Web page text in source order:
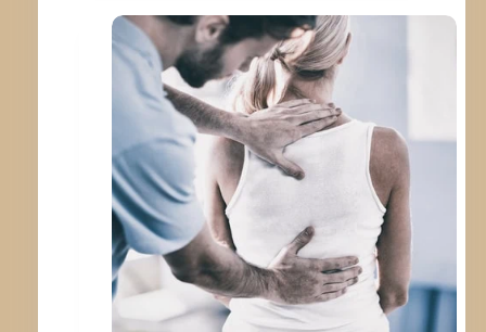
LOGOPÄDIE
DEN
UNTERSCHIED
MACHT